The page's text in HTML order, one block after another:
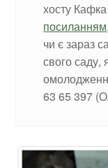
хосту
посиланням
чи є зараз
свого саду,
63 65 397